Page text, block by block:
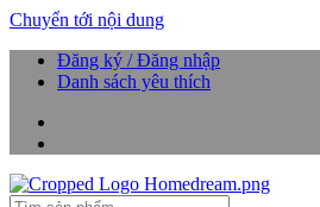
Chuyển tới nội dung
Đăng ký / Đăng nhập
Danh sách yêu thích